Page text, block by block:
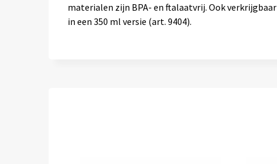
materialen zijn BPA- en ftalaatvrij. Ook verkrijgbaar
in een 350 ml versie (art. 9404).